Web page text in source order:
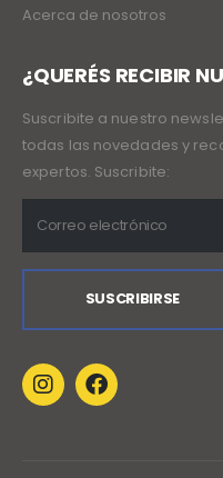
Acerca de nosotros
¿QUERÉS RECIBIR
Suscribite a nuestro
todas las novedades y
expertos. Suscribite: